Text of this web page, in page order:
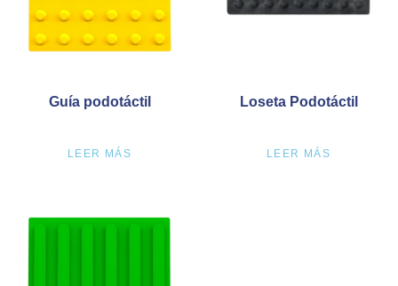
Guía podotáctil
LEER MÁS
Loseta Podotáctil
LEER MÁS